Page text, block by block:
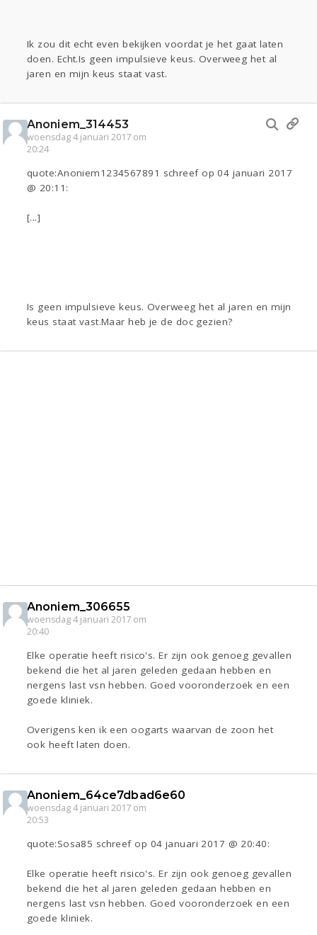
Ik zou dit echt even bekijken voordat je het gaat laten
doen. Echt.Is geen impulsieve keus. Overweeg het al
jaren en mijn keus staat vast.
Anoniem_314453
woensdag 4 januari 2017 om
20:24
quote:Anoniem1234567891 schreef op 04 januari 2017
@ 20:11:
[...]
Is geen impulsieve keus. Overweeg het al jaren en mijn
keus staat vast.Maar heb je de doc gezien?
Anoniem_306655
woensdag 4 januari 2017 om
20:40
Elke operatie heeft risico's. Er zijn ook genoeg gevallen
bekend die het al jaren geleden gedaan hebben en
nergens last vsn hebben. Goed vooronderzoek en een
goede kliniek.
Overigens ken ik een oogarts waarvan de zoon het
ook heeft laten doen.
Anoniem_64ce7dbad6e60
woensdag 4 januari 2017 om
20:53
quote:Sosa85 schreef op 04 januari 2017 @ 20:40:
Elke operatie heeft risico's. Er zijn ook genoeg gevallen
bekend die het al jaren geleden gedaan hebben en
nergens last vsn hebben. Goed vooronderzoek en een
goede kliniek.